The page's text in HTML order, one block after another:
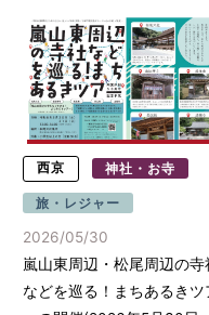
西京 神社・お寺
旅・レジャー
2026/05/30
嵐山東周辺・松尾周辺の寺
などを巡る！まちあるきツ